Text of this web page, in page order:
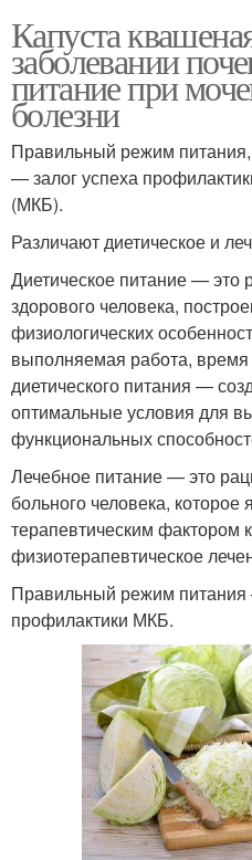
Капуста
заболевании
питание при
болезни
Правильный режим
— залог успеха
(МКБ).
Различают диетическое и
Диетическое питание — это
здорового человека,
физиологических
выполняемая работа, время
диетического питания —
оптимальные условия для
функциональных
Лечебное питание — это
больного человека, которое
терапевтическим фактором
физиотерапевтическое
Правильный режим питания
профилактики МКБ.